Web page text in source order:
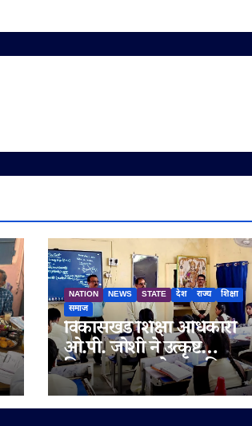
NATION NEWS STATE देश राज्य
शिक्षा
समाज
विकासखंड शिक्षा अधिकारी
ओ.पी. जोशी ने उत्कृष्ट
विद्यालय जुन्नारदेव का किया
निरीक्षण, बोर्ड परीक्षार्थियों को
दिए सफलता के मंत्र